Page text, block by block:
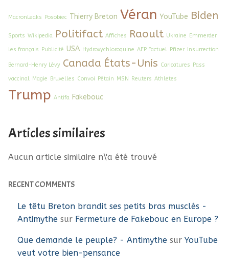
MacronLeaks Posobiec Thierry Breton Véran YouTube Biden
Sports Wikipedia Politifact Affiches Raoult Ukraine Emmerder
les français Publicité USA Hydroxychloroquine AFP Factuel Pfizer Insurrection
Bernard-Henry Lévy Canada États-Unis Caricatures Pass
vaccinal Magie Bruxelles Convoi Pétain MSN Reuters Athletes
Trump Antifa Fakebouc
Articles similaires
Aucun article similaire n\'a été trouvé
RECENT COMMENTS
Le têtu Breton brandit ses petits bras musclés -
Antimythe sur Fermeture de Fakebouc en Europe ?
Que demande le peuple? - Antimythe sur YouTube
veut votre bien-pensance